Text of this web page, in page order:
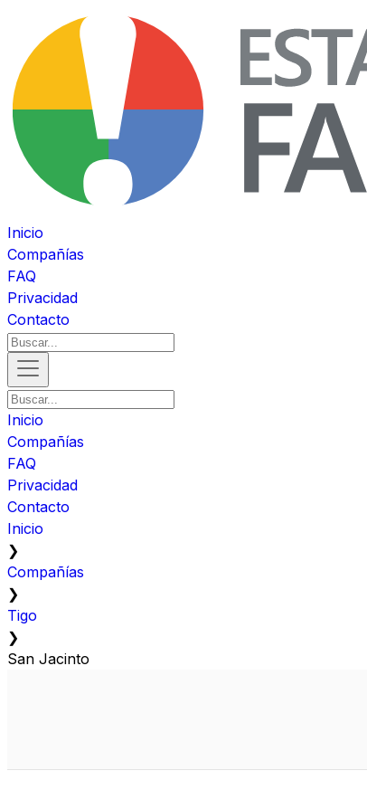
Inicio
Compañías
FAQ
Privacidad
Contacto
Inicio
Compañías
FAQ
Privacidad
Contacto
Inicio
❯
Compañías
❯
Tigo
❯
San Jacinto